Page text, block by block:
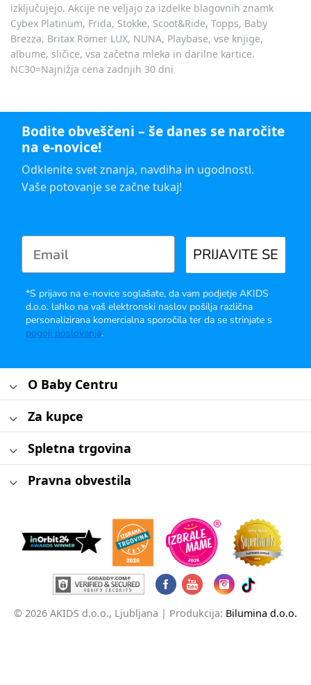
izključujejo. Akcije ne veljajo za izdelke blagovnih znamk
Cybex Platinum, Frida, Stokke, Scoot&Ride, Topps, Baby
Brezza, Britax Römer LUX, NUNA, Playbase, vse knjige,
albume, sličice, vsa začetna mleka in darilne kartice.
NC30=Najnižja cena zadnjih 30 dni
Bodite obveščeni – še danes se naročite
na e-novice!
Odklenite svet znanja, navdiha in ugodnosti.
Vaše potovanje se začne tukaj!
PRIJAVITE SE
*S prijavo na e-novice soglašate, da vam podjetje AKIDS
d.o.o. lahko na vaš elektronski naslov pošilja različna
personalizirana komercialna sporočila ter da se strinjate s
pogoji poslovanja.
O Baby Centru
Za kupce
Spletna trgovina
Pravna obvestila
© 2026 AKIDS d.o.o., Ljubljana | Produkcija: Bilumina d.o.o.